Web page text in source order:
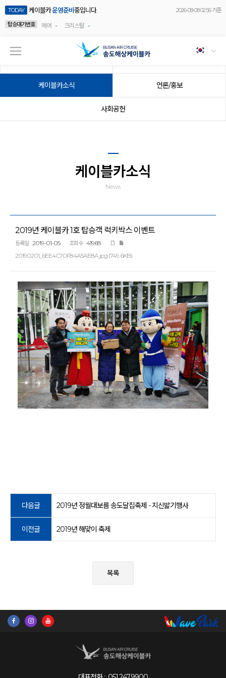
TODAY 케이블카운영준비 중입니다.
2026-08-08 02:56 기준
탑승대기번호
에어 - 크리스탈 -
케이블카소식 언론/홍보
사회공헌
케이블카소식
News
2019년 케이블카 1호 탑승객 럭키박스 이벤트
등록일 2019-01-05 조회수 41968
20190201_6EE4C70F84A5AE8A.jpg (749.6KB)
다음글 2019년 정월대보름 송도달집축제 - 지신밟기행사
이전글 2019년 해맞이 축제
목록